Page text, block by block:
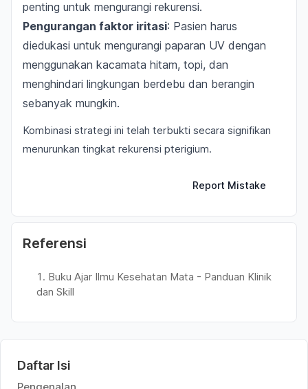
penting untuk mengurangi rekurensi.
Pengurangan faktor iritasi: Pasien harus
diedukasi untuk mengurangi paparan UV dengan
menggunakan kacamata hitam, topi, dan
menghindari lingkungan berdebu dan berangin
sebanyak mungkin.
Kombinasi strategi ini telah terbukti secara signifikan
menurunkan tingkat rekurensi pterigium.
Report Mistake
Referensi
Buku Ajar Ilmu Kesehatan Mata - Panduan Klinik
dan Skill
Daftar Isi